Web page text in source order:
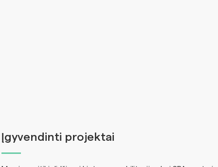
Įgyvendinti projektai